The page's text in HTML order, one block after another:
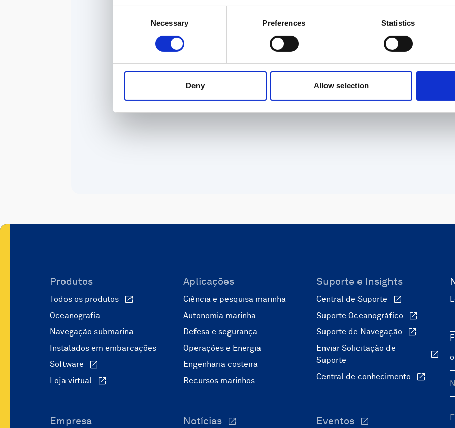
Necessary Preferences Statistics
Deny Allow selection
Need help?
Produtos
Todos os produtos
Oceanografia
Navegação submarina
Instalados em embarcações
Software
Loja virtual
Aplicações
Ciência e pesquisa marinha
Autonomia marinha
Defesa e segurança
Operações e Energia
Engenharia costeira
Recursos marinhos
Suporte e Insights
Central de Suporte
Suporte Oceanográfico
Suporte de Navegação
Enviar Solicitação de
Suporte
Central de conhecimento
Empresa Notícias Eventos